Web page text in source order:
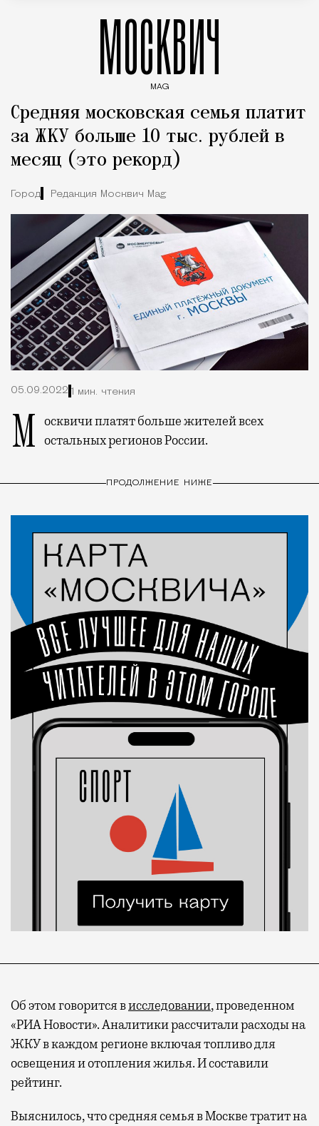
МОСКВИЧ
MAG
Средняя московская семья платит
за ЖКУ больше 10 тыс. рублей в
месяц (это рекорд)
Город Редакция Москвич Mag
05.09.2022 1 мин. чтения
Москвичи платят больше жителей всех остальных регионов России.
ПРОДОЛЖЕНИЕ НИЖЕ
Об этом говорится висследовании, проведенном
«РИА Новости». Аналитики рассчитали расходы на
ЖКУ в каждом регионе включая топливо для
освещения и отопления жилья. И составили
рейтинг.
Выяснилось, что средняя семья в Москве тратит на